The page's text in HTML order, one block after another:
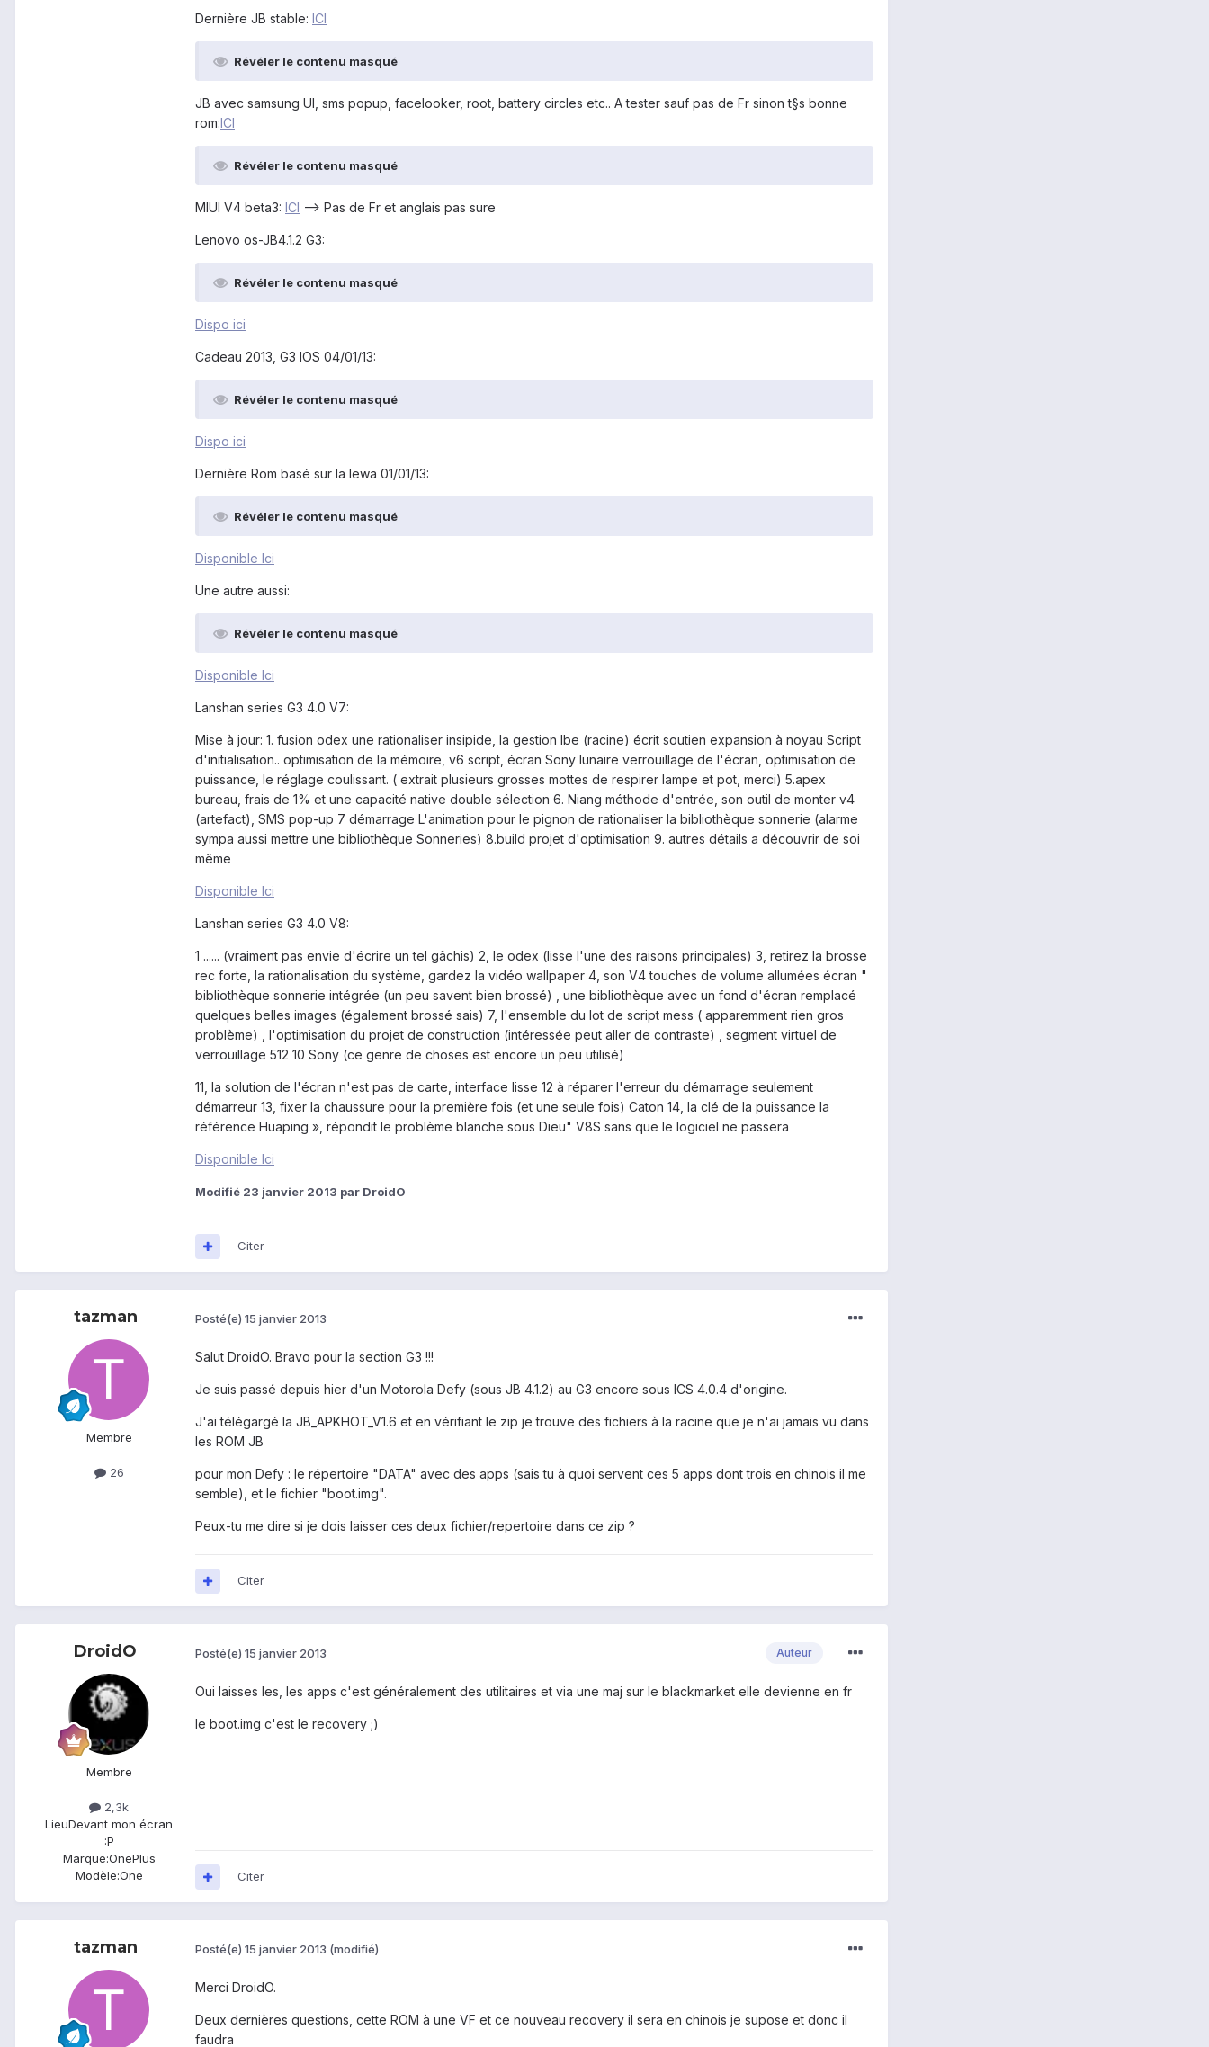
Dernière JB stable: ICI
Révéler le contenu masqué
JB avec samsung UI, sms popup, facelooker, root, battery circles etc.. A tester sauf pas de Fr sinon t§s bonne
rom:ICI
Révéler le contenu masqué
MIUI V4 beta3: ICI --> Pas de Fr et anglais pas sure
Lenovo os-JB4.1.2 G3:
Révéler le contenu masqué
Dispo ici
Cadeau 2013, G3 IOS 04/01/13:
Révéler le contenu masqué
Dispo ici
Dernière Rom basé sur la lewa 01/01/13:
Révéler le contenu masqué
Disponible Ici
Une autre aussi:
Révéler le contenu masqué
Disponible Ici
Lanshan series G3 4.0 V7:
Mise à jour: 1. fusion odex une rationaliser insipide, la gestion lbe (racine) écrit soutien expansion à noyau Script
d'initialisation.. optimisation de la mémoire, v6 script, écran Sony lunaire verrouillage de l'écran, optimisation de
puissance, le réglage coulissant. ( extrait plusieurs grosses mottes de respirer lampe et pot, merci) 5.apex
bureau, frais de 1% et une capacité native double sélection 6. Niang méthode d'entrée, son outil de monter v4
(artefact), SMS pop-up 7 démarrage L'animation pour le pignon de rationaliser la bibliothèque sonnerie (alarme
sympa aussi mettre une bibliothèque Sonneries) 8.build projet d'optimisation 9. autres détails a découvrir de soi
même
Disponible Ici
Lanshan series G3 4.0 V8:
1 ...... (vraiment pas envie d'écrire un tel gâchis) 2, le odex (lisse l'une des raisons principales) 3, retirez la brosse
rec forte, la rationalisation du système, gardez la vidéo wallpaper 4, son V4 touches de volume allumées écran "
bibliothèque sonnerie intégrée (un peu savent bien brossé) , une bibliothèque avec un fond d'écran remplacé
quelques belles images (également brossé sais) 7, l'ensemble du lot de script mess ( apparemment rien gros
problème) , l'optimisation du projet de construction (intéressée peut aller de contraste) , segment virtuel de
verrouillage 512 10 Sony (ce genre de choses est encore un peu utilisé)
11, la solution de l'écran n'est pas de carte, interface lisse 12 à réparer l'erreur du démarrage seulement
démarreur 13, fixer la chaussure pour la première fois (et une seule fois) Caton 14, la clé de la puissance la
référence Huaping », répondit le problème blanche sous Dieu" V8S sans que le logiciel ne passera
Disponible Ici
Modifié 23 janvier 2013 par DroidO
Citer
tazman
Membre
26
Posté(e) 15 janvier 2013
Salut DroidO. Bravo pour la section G3 !!!
Je suis passé depuis hier d'un Motorola Defy (sous JB 4.1.2) au G3 encore sous ICS 4.0.4 d'origine.
J'ai télégargé la JB_APKHOT_V1.6 et en vérifiant le zip je trouve des fichiers à la racine que je n'ai jamais vu dans
les ROM JB
pour mon Defy : le répertoire "DATA" avec des apps (sais tu à quoi servent ces 5 apps dont trois en chinois il me
semble), et le fichier "boot.img".
Peux-tu me dire si je dois laisser ces deux fichier/repertoire dans ce zip ?
Citer
DroidO
Membre
2,3k
LieuDevant mon écran
:P
Marque:OnePlus
Modèle:One
Auteur
Posté(e) 15 janvier 2013
Oui laisses les, les apps c'est généralement des utilitaires et via une maj sur le blackmarket elle devienne en fr
le boot.img c'est le recovery ;)
Citer
tazman Posté(e) 15 janvier 2013 (modifié)
Merci DroidO.
Deux dernières questions, cette ROM à une VF et ce nouveau recovery il sera en chinois je supose et donc il
faudra